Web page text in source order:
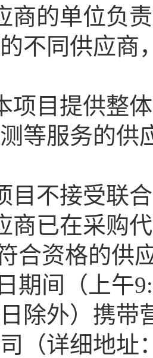
的单位负责
不同供应商
目提供整体
等服务的供
不接受联合
已在采购代
资格的供应
期间（上午
除外）携带
（详细地址